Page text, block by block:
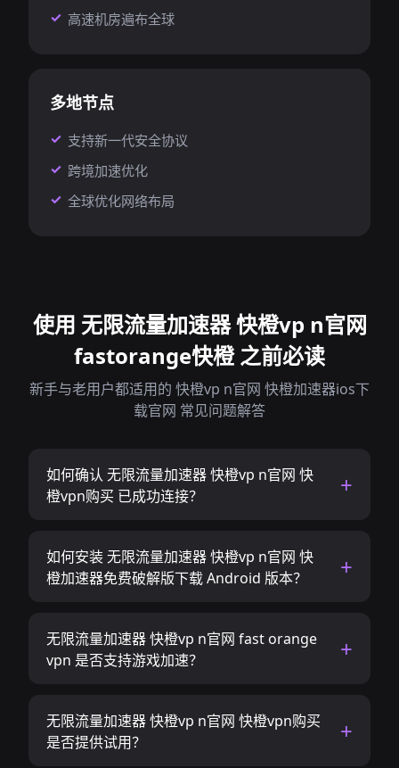
高速机房遍布全球
多地节点
支持新一代安全协议
跨境加速优化
全球优化网络布局
使用 无限流量加速器 快橙vp n官网
fastorange快橙 之前必读
新手与老用户都适用的 快橙vp n官网 快橙加速器ios下
载官网 常见问题解答
如何确认 无限流量加速器 快橙vp n官网 快
橙vpn购买 已成功连接？
如何安装 无限流量加速器 快橙vp n官网 快
橙加速器免费破解版下载 Android 版本？
无限流量加速器 快橙vp n官网 fast orange
vpn 是否支持游戏加速？
无限流量加速器 快橙vp n官网 快橙vpn购买
是否提供试用？